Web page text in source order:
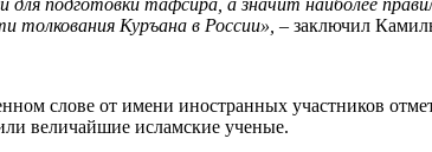
толкования Куръана в России», – заключил
слове от имени иностранных участников
величайшие исламские ученые.